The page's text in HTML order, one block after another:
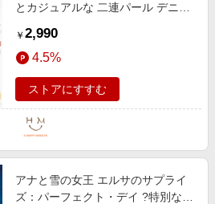
とカジュアルな 二連パール デニム
らハッピーマリリン（5900円以上
購入で送料無料）
￥ 2,990
4.5%
ストアにすすむ
アナと雪の女王 エルサのサプライ
ズ：パーフェクト・デイ ?特別な一